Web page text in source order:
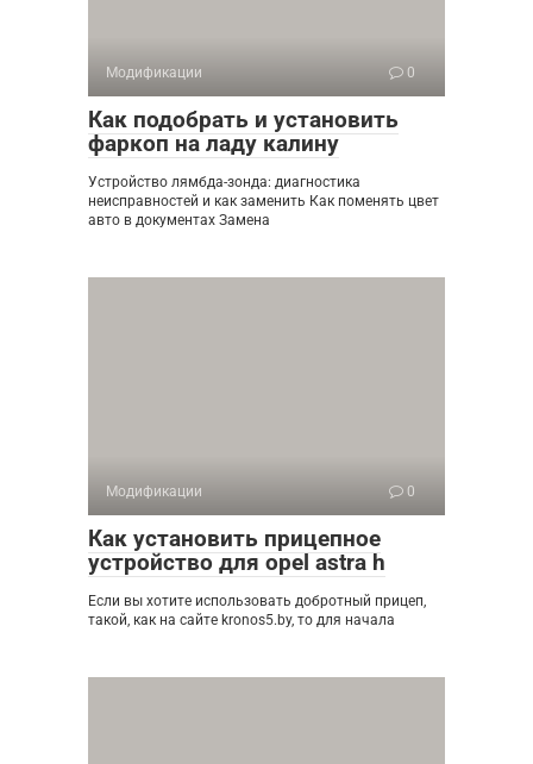
Модификации 0
Как подобрать и установить
фаркоп на ладу калину
Устройство лямбда-зонда: диагностика
неисправностей и как заменить Как поменять цвет
авто в документах Замена
Модификации 0
Как установить прицепное
устройство для opel astra h
Если вы хотите использовать добротный прицеп,
такой, как на сайте kronos5.by, то для начала